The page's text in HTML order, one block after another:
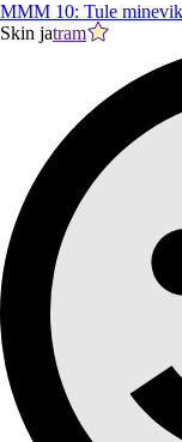
MMM 10: Tule
Skin jatram